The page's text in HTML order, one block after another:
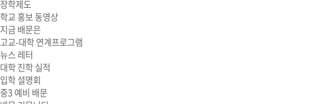
장학제도
학교 홍보 동영상
지금 배문은
고교-대학 연계프로그램
뉴스 레터
대학 진학 실적
입학 설명회
중3 예비 배문